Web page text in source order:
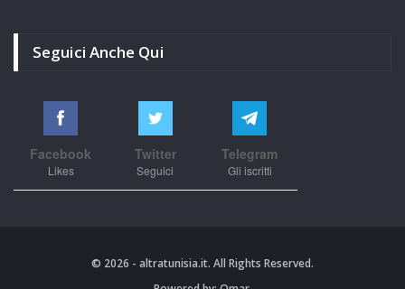
Seguici Anche Qui
Facebook
Likes
Twitter
Seguici
Telegram
Gli iscritti
© 2026 - altratunisia.it. All Rights Reserved.